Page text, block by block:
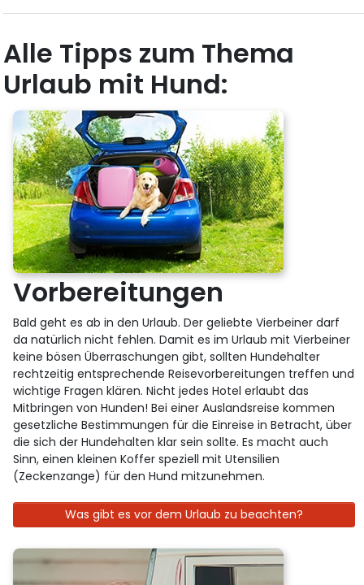
Alle Tipps zum Thema
Urlaub mit Hund:
Vorbereitungen
Bald geht es ab in den Urlaub. Der geliebte Vierbeiner darf
da natürlich nicht fehlen. Damit es im Urlaub mit Vierbeiner
keine bösen Überraschungen gibt, sollten Hundehalter
rechtzeitig entsprechende Reisevorbereitungen treffen und
wichtige Fragen klären. Nicht jedes Hotel erlaubt das
Mitbringen von Hunden! Bei einer Auslandsreise kommen
gesetzliche Bestimmungen für die Einreise in Betracht, über
die sich der Hundehalten klar sein sollte. Es macht auch
Sinn, einen kleinen Koffer speziell mit Utensilien
(Zeckenzange) für den Hund mitzunehmen.
Was gibt es vor dem Urlaub zu beachten?